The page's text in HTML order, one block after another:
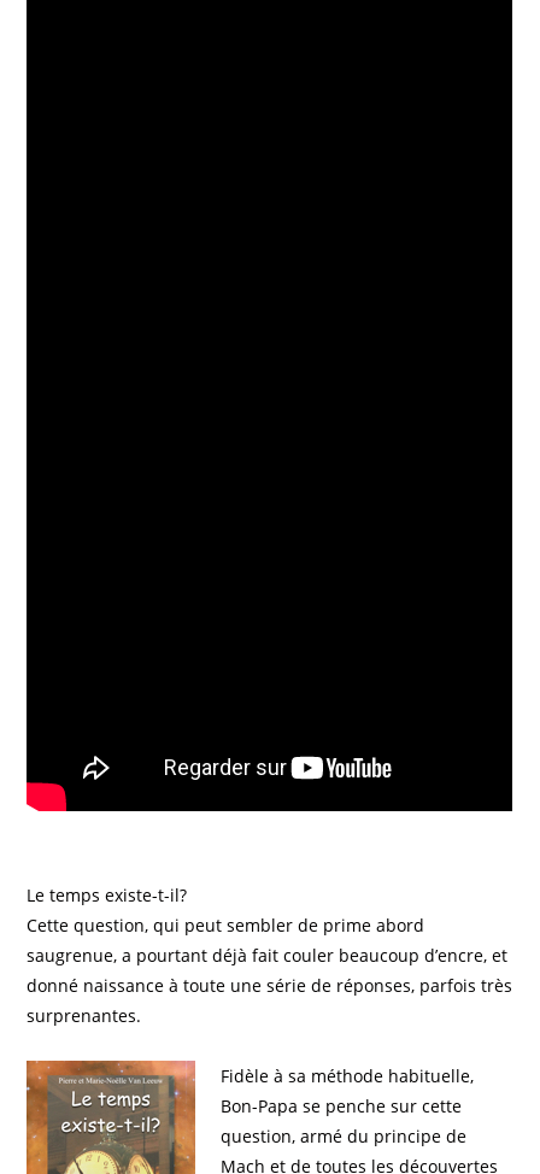
Le temps existe-t-il?
Cette question, qui peut sembler de prime abord
saugrenue, a pourtant déjà fait couler beaucoup d’encre, et
donné naissance à toute une série de réponses, parfois très
surprenantes.
Fidèle à sa méthode habituelle,
Bon-Papa se penche sur cette
question, armé du principe de
Mach et de toutes les découvertes